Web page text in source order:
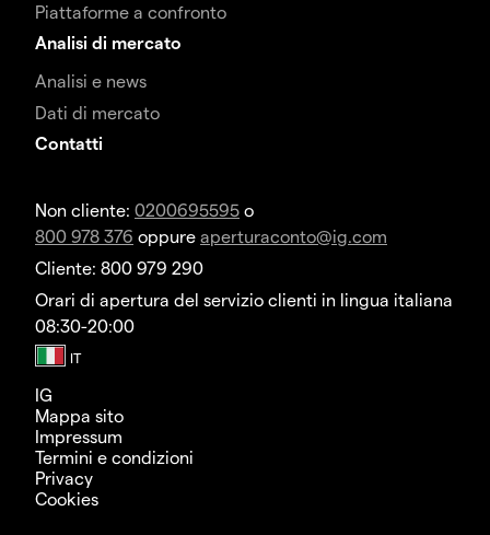
Piattaforme a confronto
Analisi di mercato
Analisi e news
Dati di mercato
Contatti
Non cliente: 0200695595 o
800 978 376 oppure aperturaconto@ig.com
Cliente: 800 979 290
Orari di apertura del servizio clienti in lingua italiana
08:30-20:00
IG
Mappa sito
Impressum
Termini e condizioni
Privacy
Cookies